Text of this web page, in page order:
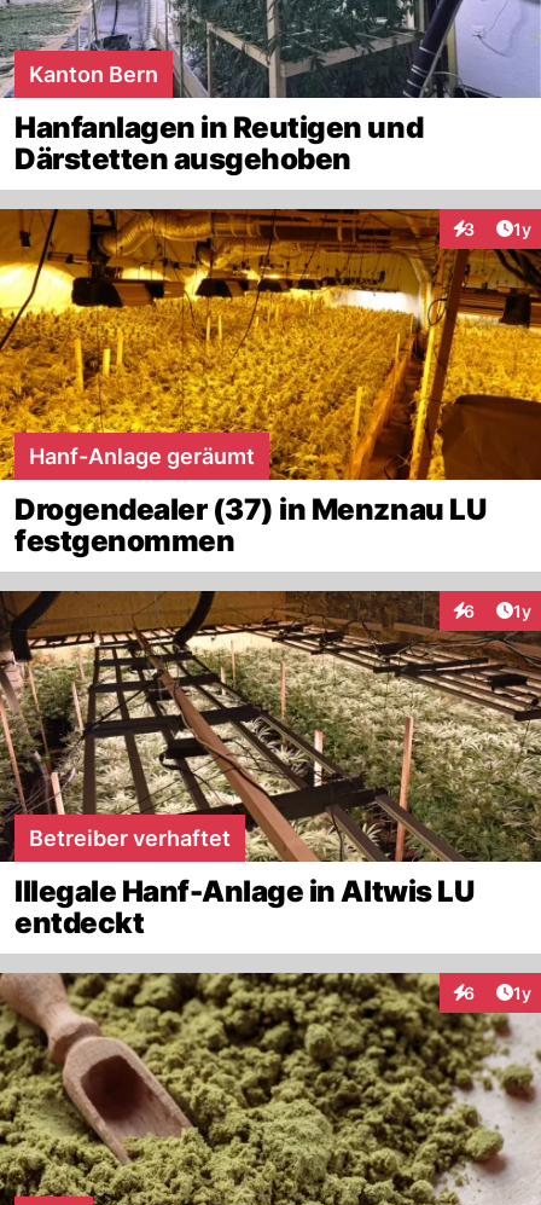
Kanton Bern
Hanfanlagen in Reutigen und
Därstetten ausgehoben
3 1y
Hanf-Anlage geräumt
Drogendealer (37) in Menznau LU
festgenommen
6 1y
Betreiber verhaftet
Illegale Hanf-Anlage in Altwis LU
entdeckt
6 1y